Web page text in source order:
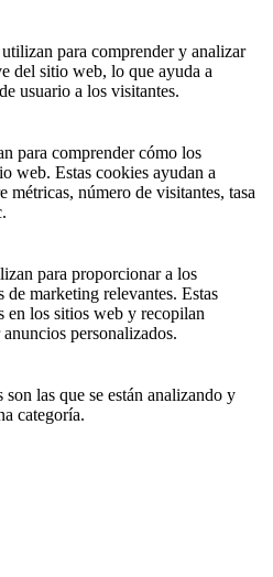
para comprender y analizar
del sitio web, lo que ayuda a
usuario a los visitantes.
para comprender cómo los
web. Estas cookies ayudan a
número de visitantes, tasa
para proporcionar a los
de marketing relevantes. Estas
en los sitios web y recopilan
personalizados.
las que se están analizando y
categoría.